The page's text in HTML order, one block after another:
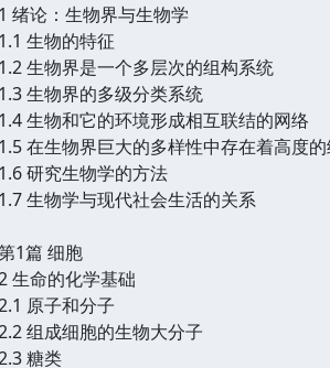
1 绪论：生物界与生物学
1.1 生物的特征
1.2 生物界是一个多层次的组构系统
1.3 生物界的多级分类系统
1.4 生物和它的环境形成相互联结的网络
1.5 在生物界巨大的多样性中存在着高度
1.6 研究生物学的方法
1.7 生物学与现代社会生活的关系
1篇 细胞
生命的化学基础
原子和分子
组成细胞的生物大分子
糖类